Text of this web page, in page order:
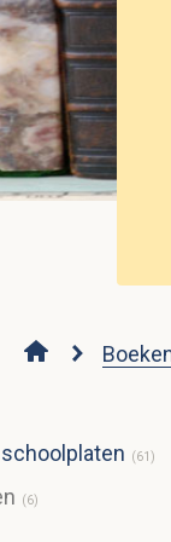
(61 )
(6)